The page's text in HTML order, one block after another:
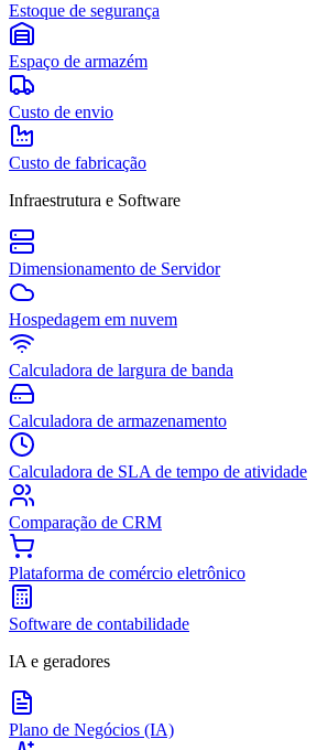
Estoque de segurança
Espaço de armazém
Custo de envio
Custo de fabricação
Infraestrutura e Software
Dimensionamento de Servidor
Hospedagem em nuvem
Calculadora de largura de banda
Calculadora de armazenamento
Calculadora de SLA de tempo de atividade
Comparação de CRM
Plataforma de comércio eletrônico
Software de contabilidade
IA e geradores
Plano de Negócios (IA)